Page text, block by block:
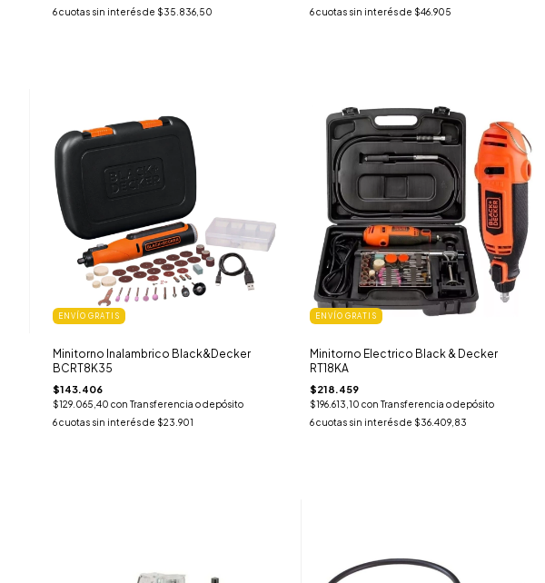
6 cuotas sin interés de $35.836,50
6cuotas sin interés de $46.905
ENVÍO GRATIS
Minitorno Inalambrico Black&Decker
BCRT8K35
$143.406
$129.065,40 con Transferencia o depósito
6 cuotas sin interés de $23.901
ENVÍO GRATIS
Minitorno Electrico Black & Decker
RT18KA
$218.459
$196.613,10con Transferencia o depósito
6cuotas sin interés de $36.409,83